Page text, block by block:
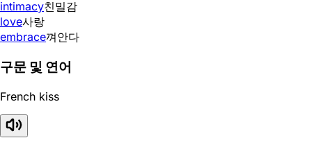
intimacy친밀감
love사랑
embrace껴안다
구문 및 연어
French kiss